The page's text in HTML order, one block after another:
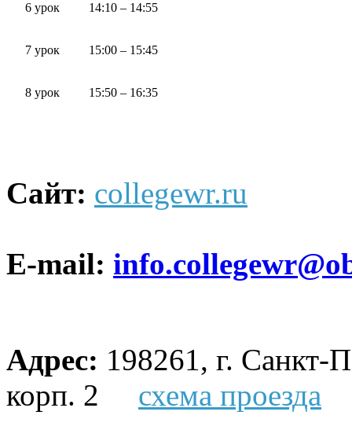
6 урок 14:10 – 14:55
7 урок 15:00 – 15:45
8 урок 15:50 – 16:35
Сайт: collegewr.ru
E-mail:
Адрес: 198261, г. Санкт-
корп. 2 схема проезда